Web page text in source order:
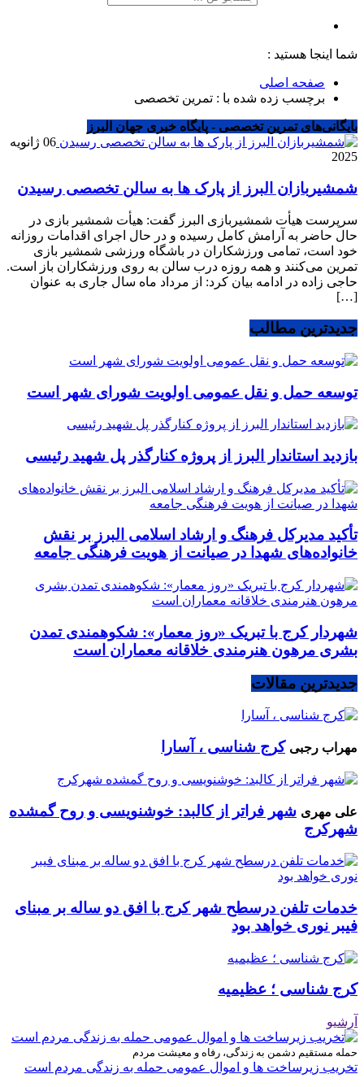
شما اینجا هستید :
صفحه اصلی
برچسب زده شده با : تمرین تخصصی
بایگانی‌های تمرین تخصصی - پایگاه خبری جهان البرز
06 ژانویه
2025
شمشیربازان البرز از پارک ها به سالن تخصصی رسیدن
سرپرست هیأت شمشیربازی البرز گفت: هیأت شمشیر بازی در
حال حاضر به آرامش کامل رسیده و در حال اجرای اقدامات روزانه
خود است، تمامی ورزشکاران در باشگاه ورزشی شمشیر بازی
تمرین می‌کنند و همه روزه درب سالن به روی ورزشکاران باز است.
حاجی زاده در ادامه بیان کرد: از مرداد ماه سال جاری به عنوان
[…]
جدیدترین مطالب
توسعه حمل و نقل عمومی اولویت شورای شهر است
بازدید استاندار البرز از پروژه کنارگذر پل شهید رئیسی
تأکید مدیرکل فرهنگ و ارشاد اسلامی البرز بر نقش
خانواده‌های شهدا در صیانت از هویت فرهنگی جامعه
شهردار کرج با تبریک «روز معمار»: شکوهمندی تمدن
بشری مرهون هنرمندی خلاقانه معماران است
جدیدترین مقالات
مهراب رجبی کرج شناسی ، آسارا
علی مهری شهر فراتر از کالبد: خوشنویسی و روح گمشده
شهرکرج
خدمات تلفن درسطح شهر کرج با افق دو ساله بر مبنای
فیبر نوری خواهد بود
کرج شناسی ؛ عظیمیه
آرشیو
حمله مستقیم دشمن به زندگی، رفاه و معیشت مردم
تخریب زیرساخت ها و اموال عمومی حمله به زندگی مردم است